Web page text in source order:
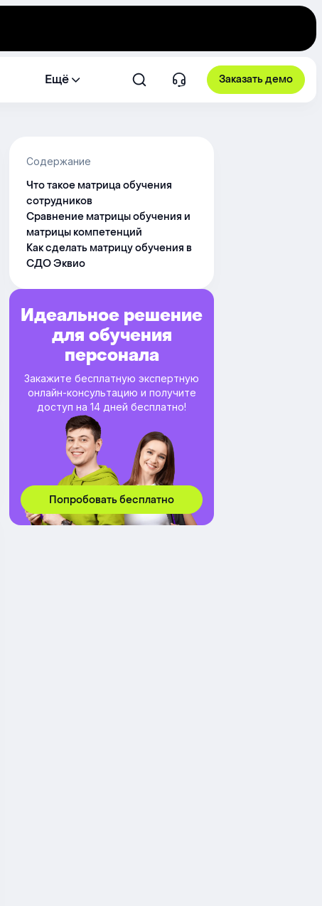
Ещё Заказать демо
Содержание
Что такое матрица обучения
сотрудников
Сравнение матрицы обучения и
матрицы компетенций
Как сделать матрицу обучения в
СДО Эквио
Идеальное решение
для обучения
персонала
Закажите бесплатную экспертную
онлайн-консультацию и получите
доступ на 14 дней бесплатно!
Попробовать бесплатно